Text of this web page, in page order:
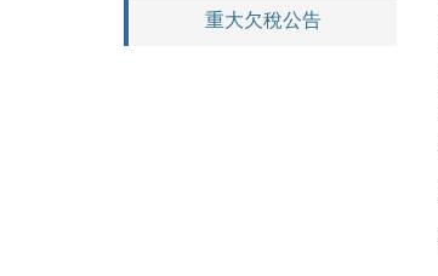
重大欠稅公告